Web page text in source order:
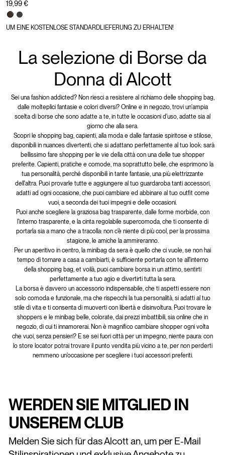
19,99 €
UM EINE KOSTENLOSE STANDARDLIEFERUNG ZU ERHALTEN!
La selezione di Borse da
Donna di Alcott
Sei una fashion addicted? Non riesci a resistere al richiamo delle shopping bag,
dalle molteplici fantasie e colori diversi? Online e in negozio, trovi un'ampia
scelta di borse che sono adatte a te, in tutte le occasioni d'uso, adatte sia al
giorno che alla sera.
Scopri le shopping bag, capienti, alla moda e dalle fantasie spiritose e stilose,
disponibili in nuances divertenti, che si adattano perfettamente al tuo look: sarà
bellissimo fare shopping per le vie della città con una delle tue shopper
preferite. Capienti, pratiche e comode, ma soprattutto belle, che esprimono la
tua personalità, perché disponibili in tante fantasie, una più elettrizzante
dell'altra. Puoi provarle tutte e aggiungere al tuo guardaroba tanti accessori,
adatti ad ogni occasione, che puoi cambiare ed abbinare al tuo outfit come
vuoi, a seconda dei tuoi impegni e delle occasioni.
Puoi anche scegliere la graziosa bag trasparente, dalle forme morbide, con
l'interno trasparente, e la cinta regolabile supercomoda, che ti consente di
portarla sia a mano che a tracolla: non c'è niente di più cool, per la prossima
stagione, le amiche la ammireranno.
Per un aperitivo in centro, la minibag da sera è quello che ci vuole, se non hai
tempo di tornare a casa a cambiarti, è sufficiente portarla con te all'interno
della shopping bag, et voilà, puoi cambiare borsa in un attimo, sentirti
perfettamente a tuo agio e divertirti tutta la sera.
La borsa è davvero un accessorio indispensabile, che ti aspetti essere non
solo comoda e funzionale, ma che rispecchi la tua personalità, si adatti al tuo
stile di vita e ti consenta di muoverti con libertà e disinvoltura. Puoi trovare le
shoppers e le minibag belle, colorate, dai prezzi imbattibili, sia online che in
negozio, di cui ti innamorerai. Non è magnifico cambiare shopper ogni volta
che vuoi, senza pensieri? E se sei fuori città per un impegno, niente paura: con
lo store locator potrai trovare il punto vendita più vicino a te, per non perderti
nemmeno un'occasione per scegliere i tuoi accessori preferiti.
WERDEN SIE MITGLIED IN
UNSEREM CLUB
Melden Sie sich für das Alcott an, um per E-Mail